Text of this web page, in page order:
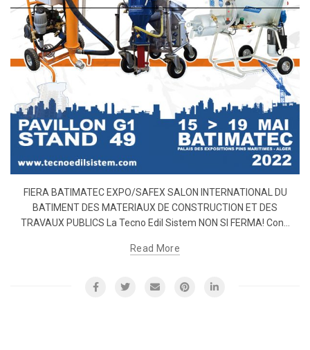
FIERA BATIMATEC EXPO/SAFEX SALON INTERNATIONAL DU
BATIMENT DES MATERIAUX DE CONSTRUCTION ET DES
TRAVAUX PUBLICS La Tecno Edil Sistem NON SI FERMA! Con...
Read More